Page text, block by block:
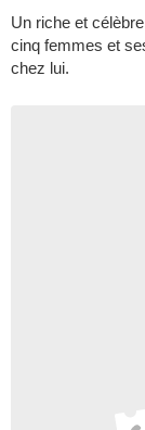
Un riche et
cinq femmes et
chez lui.